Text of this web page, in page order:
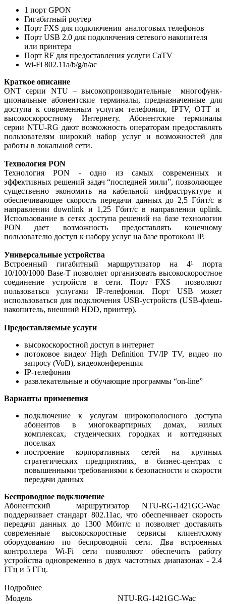
1 порт GPON
Гигабитный роутер
Порт FXS для подключения аналоговых телефонов
Порт USB 2.0 для подключения сетевого накопителя
или принтера
Порт RF для предоставления услуги CaTV
Wi-Fi 802.11a/b/g/n/ac
Краткое описание
ONT серии NTU – высокопроизводительные многофунк­
циональные абонентские терминалы, предназначенные для
доступа к современным услугам телефонии, IPTV, OTT и
высокоскоростному Интернету. Абонентские терминалы
серии NTU-RG дают возможность операторам предоставлять
пользователям широкий набор услуг и возможностей для
работы в локальной сети.
Технология PON
Технология PON - одно из самых современных и
эффективных решений задач “последней мили”, позволяющее
существенно экономить на кабельной инфраструктуре и
обеспечивающее скорость передачи данных до 2,5 Гбит/с в
направлении downlink и 1,25 Гбит/с в направлении uplink.
Использование в сетях доступа решений на базе технологии
PON дает возможность предоставлять конечному
пользователю доступ к набору услуг на базе протокола IP.
Универсальные устройства
Встроенный гигабитный маршрутизатор на 4¹ порта
10/100/1000 Base-T позволяет организовать высокоскоростное
соединение устройств в сети. Порт FXS позволяют
пользоваться услугами IP-телефонии. Порт USB может
использоваться для подключения USB-устройств (USB-флеш-
накопитель, внешний HDD, принтер).
Предоставляемые услуги
высокоскоростной доступ в интернет
потоковое видео/ High Definition TV/IP TV, видео по
запросу (VoD), видеоконференция
IP-телефония
развлекательные и обучающие программы “on-line”
Варианты применения
подключение к услугам широкополосного доступа
абонентов в многоквартирных домах, жилых
комплексах, студенческих городках и коттеджных
поселках
построение корпоративных сетей на крупных
стратегических предприятиях, в бизнес-центрах с
повышенными требованиями к безопасности и скорости
передачи данных
Беспроводное подключение
Абонентский маршрутизатор NTU-RG-1421GC-Wac
поддерживает стандарт 802.11ac, что обеспечивает скорость
передачи данных до 1300 Мбит/с и позволяет доставлять
современные высокоскоростные сервисы клиентскому
оборудованию по беспроводной сети. Два встроенных
контроллера Wi-Fi сети позволяют обеспечить работу
устройства одновременно в двух частотных диапазонах - 2.4
ГГц и 5 ГГц.
Подробнее
Модель
NTU-RG-1421GC-Wac